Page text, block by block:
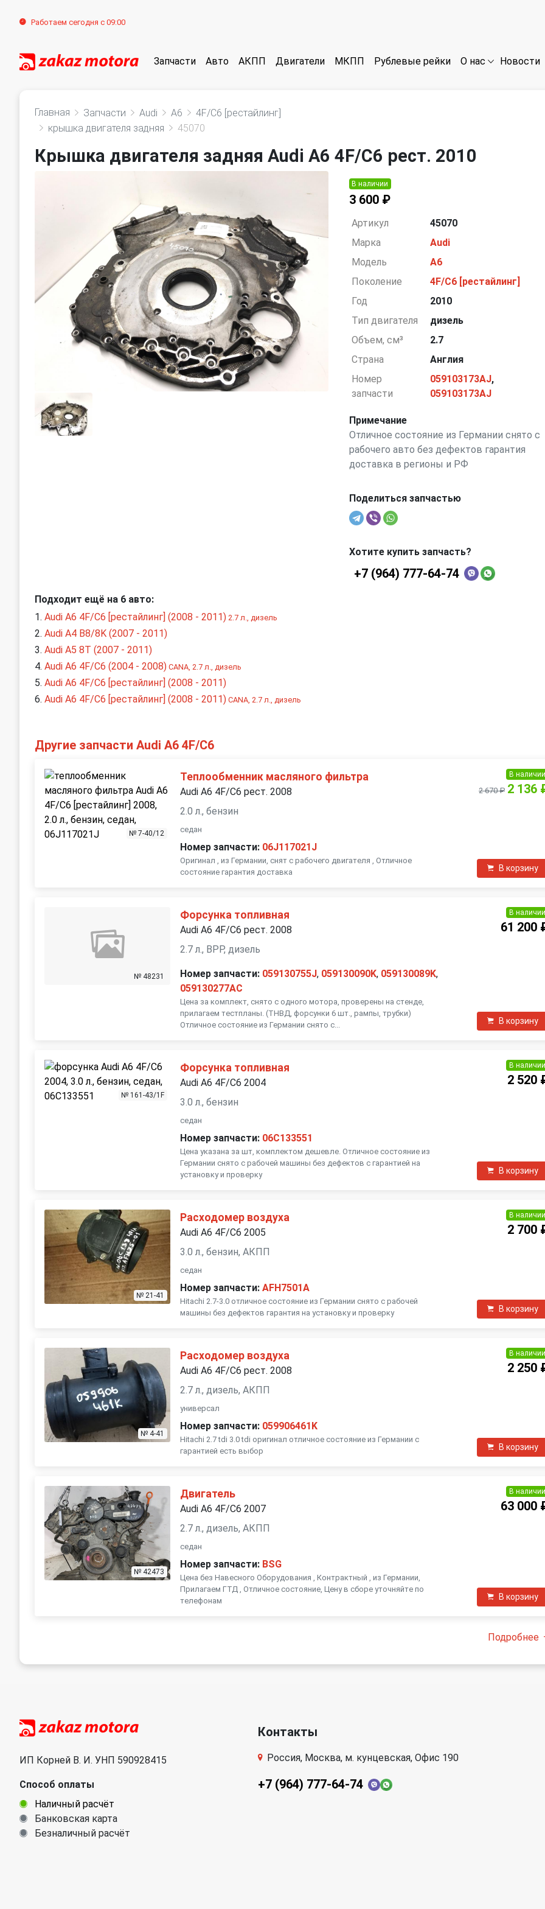
Работаем сегодня с 09:00
Запчасти Авто АКПП Двигатели МКПП Рублевые рейки О нас Новости
Главная Запчасти Audi A6
4F/C6 [рестайлинг]
крышка двигателя задняя
45070
Крышка двигателя задняя Audi A6 4F/C6 рест. 2010
В наличии
3 600 ₽
Артикул
45070
Марка
Audi
Модель
A6
Поколение
4F/C6 [рестайлинг]
Год
2010
Тип двигателя
дизель
Объем, см³
2.7
Страна
Англия
Номер
запчасти
059103173AJ,
059103173AJ
Примечание
Отличное состояние из Германии снято с
рабочего авто без дефектов гарантия
доставка в регионы и РФ
Поделиться запчастью
Хотите купить запчасть?
+7 (964) 777-64-74
Подходит ещё на 6 авто:
Audi A6 4F/C6 [рестайлинг] (2008 - 2011) 2.7 л., дизель
Audi A4 B8/8K (2007 - 2011)
Audi A5 8T (2007 - 2011)
Audi A6 4F/C6 (2004 - 2008) CANA, 2.7 л., дизель
Audi A6 4F/C6 [рестайлинг] (2008 - 2011)
Audi A6 4F/C6 [рестайлинг] (2008 - 2011) CANA, 2.7 л., дизель
Другие запчасти Audi A6 4F/C6
№ 7-40/12
Теплообменник масляного фильтра
Audi A6 4F/C6 рест. 2008
2.0 л., бензин
седан
Номер запчасти: 06J117021J
Оригинал , из Германии, снят с рабочего двигателя , Отличное
состояние гарантия доставка
В наличии
2 670 ₽ 2 136
В корзину
№ 48231
Форсунка топливная
Audi A6 4F/C6 рест. 2008
2.7 л., BPP, дизель
Номер запчасти: 059130755J, 059130090K, 059130089K,
059130277AC
Цена за комплект, снято с одного мотора, проверены на стенде,
прилагаем тестпланы. (ТНВД, форсунки 6 шт., рампы, трубки)
Отличное состояние из Германии снято с...
В наличии
61 200
В корзину
№ 161-43/1F
Форсунка топливная
Audi A6 4F/C6 2004
3.0 л., бензин
седан
Номер запчасти: 06C133551
Цена указана за шт, комплектом дешевле. Отличное состояние из
Германии снято с рабочей машины без дефектов с гарантией на
установку и проверку
В наличии
2 520
В корзину
№ 21-41
Расходомер воздуха
Audi A6 4F/C6 2005
3.0 л., бензин, АКПП
седан
Номер запчасти: AFH7501A
Hitachi 2.7-3.0 отличное состояние из Германии снято с рабочей
машины без дефектов гарантия на установку и проверку
В наличии
2 700
В корзину
№ 4-41
Расходомер воздуха
Audi A6 4F/C6 рест. 2008
2.7 л., дизель, АКПП
универсал
Номер запчасти: 059906461K
Hitachi 2.7 tdi 3.0 tdi оригинал отличное состояние из Германии с
гарантией есть выбор
В наличии
2 250
В корзину
№ 42473
Двигатель
Audi A6 4F/C6 2007
2.7 л., дизель, АКПП
седан
Номер запчасти: BSG
Цена без Навесного Оборудования , Контрактный , из Германии,
Прилагаем ГТД , Отличное состояние, Цену в сборе уточняйте по
телефонам
В наличии
63 000
В корзину
Подробнее
ИП Корней В. И. УНП 590928415
Способ оплаты
Наличный расчёт
Банковская карта
Безналичный расчёт
Контакты
Россия, Москва, м. кунцевская, Офис 190
+7 (964) 777-64-74